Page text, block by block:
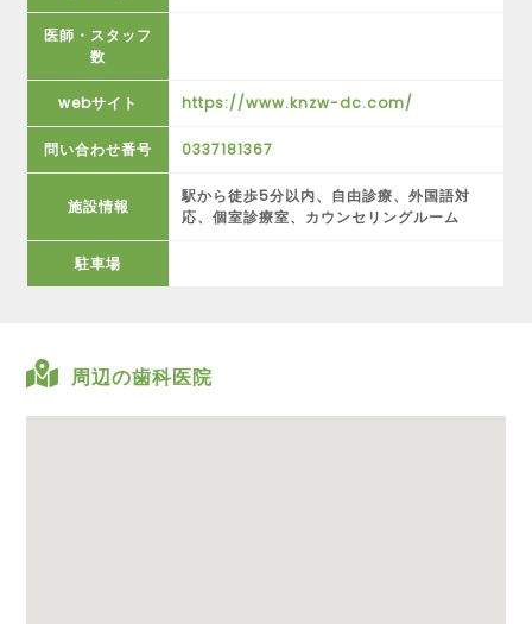
医師・スタッフ
数
webサイト https://www.knzw-dc.com/
問い合わせ番号 0337181367
施設情報
駅から徒歩5分以内、自由診療、外国語対
応、個室診療室、カウンセリングルーム
駐車場
周辺の歯科医院